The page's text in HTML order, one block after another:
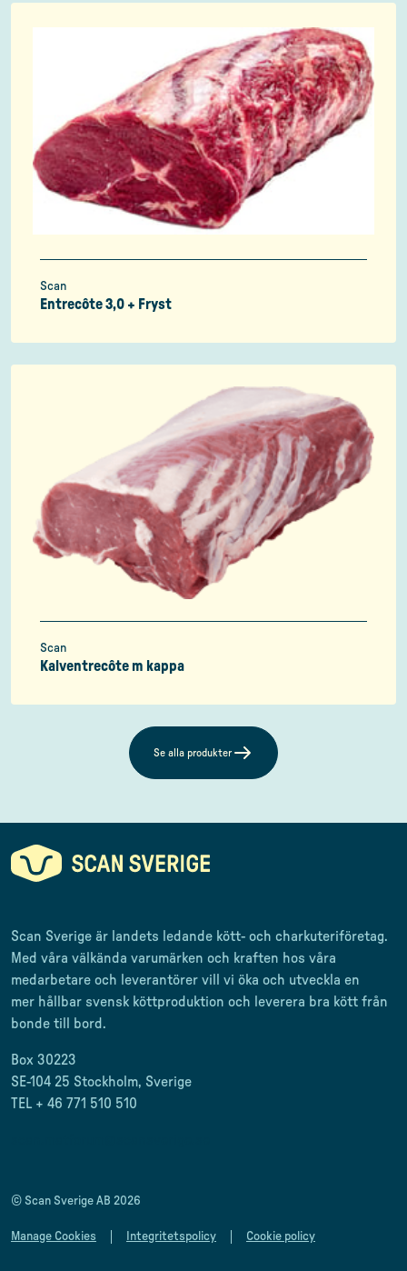
Scan
Entrecôte 3,0 + Fryst
Scan
Kalventrecôte m kappa
Se alla produkter
Scan Sverige är landets ledande kött- och charkuteriföretag.
Med våra välkända varumärken och kraften hos våra
medarbetare och leverantörer vill vi öka och utveckla en
mer hållbar svensk köttproduktion och leverera bra kött från
bonde till
bord.
Box 30223
SE-104 25 Stockholm, Sverige
TEL + 46 771 510 510
© Scan Sverige AB 2026
Manage Cookies Integritetspolicy Cookie policy